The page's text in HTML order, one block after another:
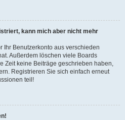
kann mich aber nicht mehr
Ihr Benutzerkonto aus verschieden
Außerdem löschen viele Boards
Zeit keine Beiträge geschrieben haben,
Registrieren Sie sich einfach erneut
teil!